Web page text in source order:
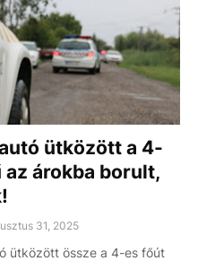
ütközött a 4-
árokba borult,
31, 2025
ütközött össze a 4-es főút